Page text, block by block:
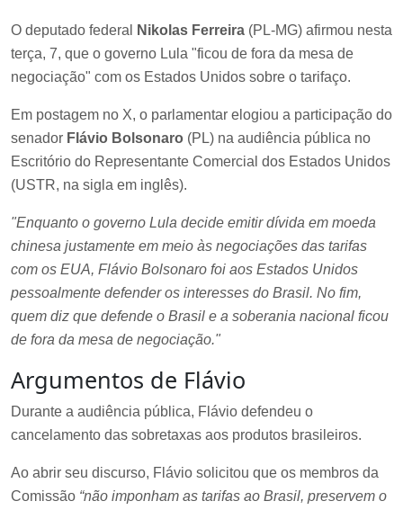
O deputado federal Nikolas Ferreira (PL-MG) afirmou nesta
terça, 7, que o governo Lula "ficou de fora da mesa de
negociação" com os Estados Unidos sobre o tarifaço.
Em postagem no X, o parlamentar elogiou a participação do
senador Flávio Bolsonaro (PL) na audiência pública no
Escritório do Representante Comercial dos Estados Unidos
(USTR, na sigla em inglês).
"Enquanto o governo Lula decide emitir dívida em moeda
chinesa justamente em meio às negociações das tarifas
com os EUA, Flávio Bolsonaro foi aos Estados Unidos
pessoalmente defender os interesses do Brasil. No fim,
quem diz que defende o Brasil e a soberania nacional ficou
de fora da mesa de negociação."
Argumentos de Flávio
Durante a audiência pública, Flávio defendeu o
cancelamento das sobretaxas aos produtos brasileiros.
Ao abrir seu discurso, Flávio solicitou que os membros da
Comissão “não imponham as tarifas ao Brasil, preservem o